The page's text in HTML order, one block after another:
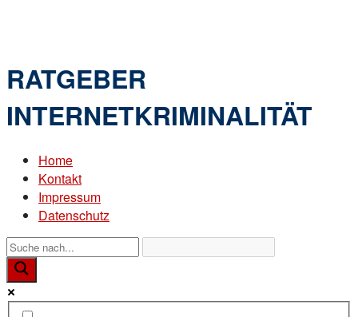
RATGEBER
INTERNETKRIMINALITÄT
Home
Kontakt
Impressum
Datenschutz